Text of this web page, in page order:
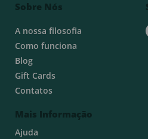
Sobre Nós
A nossa filosofia
Como funciona
Blog
Gift Cards
Contatos
Mais Informação
Ajuda